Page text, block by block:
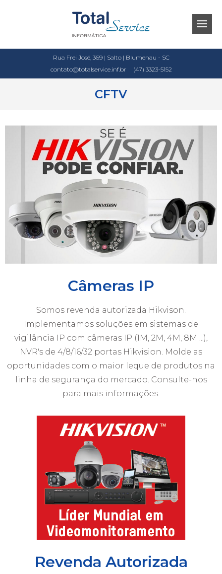
Rua Frei José, 369 | Salto | Blumenau - SC
contato@totalservice.inf.br
(47) 3323-5152
CFTV
Câmeras IP
Somos revenda autorizada Hikvison.
Implementamos soluções em sistemas de
vigilância IP com câmeras IP (1M, 2M, 4M, 8M ...),
NVR's de 4/8/16/32 portas Hikvision. Molde as
oportunidades com o maior leque de produtos na
linha de segurança do mercado. Consulte-nos
para mais informações.
Revenda Autorizada